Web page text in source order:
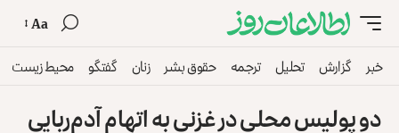
Aa
خبر گزارش تحلیل ترجمه حقوق بشر زنان گفتگو محیط زیست
دو پولیس محلی در غزنی به اتهام آدم‌ربایی